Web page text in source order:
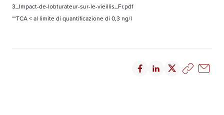
3_Impact-de-lobturateur-sur-le-vieillis_Fr.pdf
**TCA < al limite di quantificazione di 0,3 ng/l